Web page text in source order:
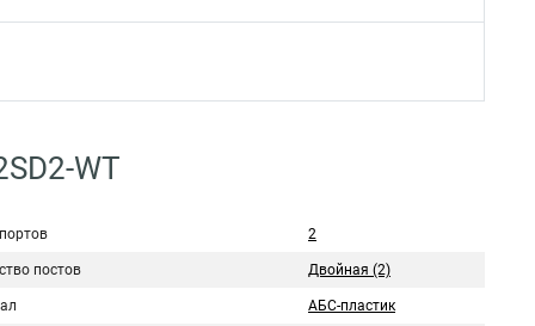
WT
2
постов Двойная (2)
АБС-пластик